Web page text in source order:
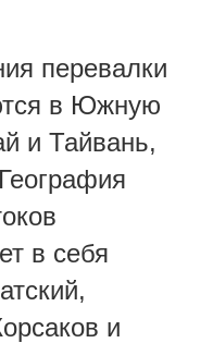
перевалки
в Южную
и Тайвань,
в себя
и